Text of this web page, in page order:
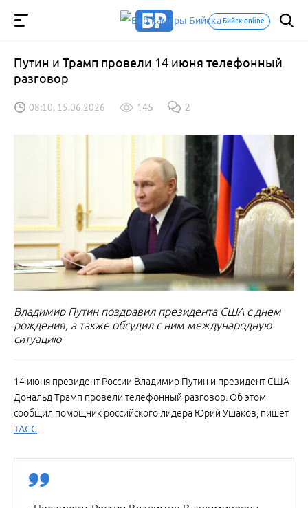
Бийск-online
Путин и Трамп провели 14 июня телефонный
разговор
08:10, 15.06.2026 145 2
Владимир Путин поздравил президента США с днем
рождения, а также обсудил с ним международную
ситуацию
14 июня президент России Владимир Путин и президент США
Дональд Трамп провели телефонный разговор. Об этом
сообщил помощник российского лидера Юрий Ушаков, пишет
ТАСС.